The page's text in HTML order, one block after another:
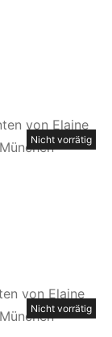
Nicht vorrätig
Nicht vorrätig